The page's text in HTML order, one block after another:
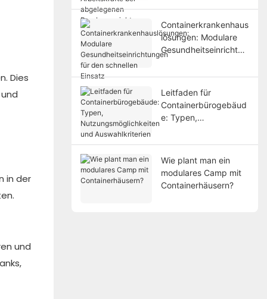
Dies
in der
und
abgelegenen
Bergbauprojekten
Containerkrankenhaus
lösungen: Modulare
Gesundheitseinrichtun
Einsatz
Leitfaden für
Containerbürogebäud
e: Typen,
n und Auswahlkriterien
Wie plant man ein
modulares Camp mit
Containerhäusern?